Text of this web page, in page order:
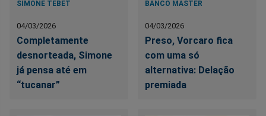
SIMONE TEBET
04/03/2026
Completamente
desnorteada, Simone
já pensa até em
“tucanar”
BANCO MASTER
04/03/2026
Preso, Vorcaro fica
com uma só
alternativa: Delação
premiada